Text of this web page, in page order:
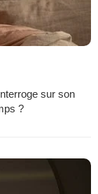
sur son
?